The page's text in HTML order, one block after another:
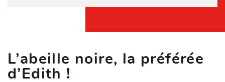
L’abeille noire, la préférée
d’Edith !